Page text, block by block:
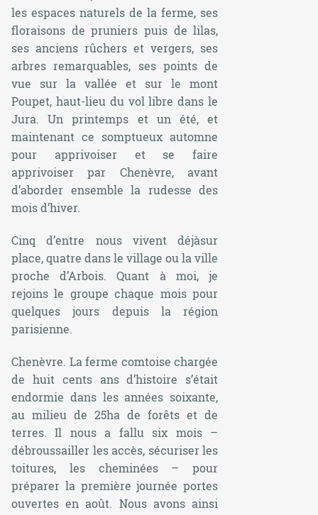
les espaces naturels de la ferme, ses
floraisons de pruniers puis de lilas,
ses anciens rûchers et vergers, ses
arbres remarquables, ses points de
vue sur la vallée et sur le mont
Poupet, haut-lieu du vol libre dans le
Jura. Un printemps et un été, et
maintenant ce somptueux automne
pour apprivoiser et se faire
apprivoiser par Chenèvre, avant
d’aborder ensemble la rudesse des
mois d’hiver.
Cinq d’entre nous vivent déjàsur
place, quatre dans le village ou la ville
proche d’Arbois. Quant à moi, je
rejoins le groupe chaque mois pour
quelques jours depuis la région
parisienne.
Chenèvre. La ferme comtoise chargée
de huit cents ans d’histoire s’était
endormie dans les années soixante,
au milieu de 25ha de forêts et de
terres. Il nous a fallu six mois –
débroussailler les accès, sécuriser les
toitures, les cheminées – pour
préparer la première journée portes
ouvertes en août. Nous avons ainsi